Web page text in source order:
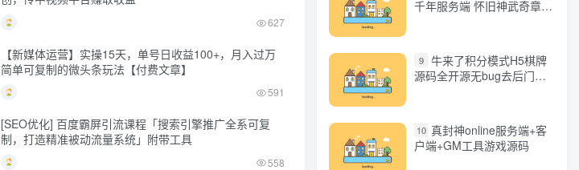
627
【新媒体运营】实操15天，单号日收益100+，月入过万
简单可复制的微头条玩法【付费文章】
591
[SEO优化] 百度霸屏引流课程「搜索引擎推广全系可复
制，打造精准被动流量系统」附带工具
558
千年服务端 怀旧神武奇章一
9 牛来了积分模式H5棋牌
源码全开源无bug去后门无
10 真封神online服务端+客
户端+GM工具游戏源码